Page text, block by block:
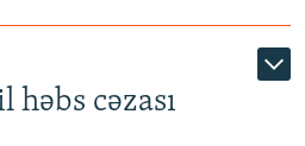
həbs cəzası